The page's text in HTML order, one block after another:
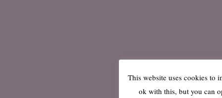
This website uses cookies to
ok with this, but you can